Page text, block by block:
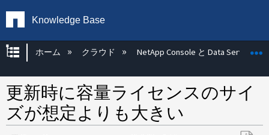
Knowledge Base
グローバル階層を展開/折りたたむ
ホーム クラウド NetApp Console と Data Services
更新時に容量ライセンスのサイ
ズが想定よりも大きい